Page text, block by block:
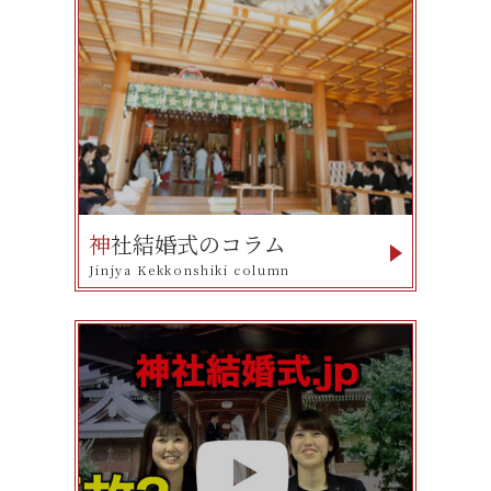
神社結婚式のコラム
Jinjya Kekkonshiki column